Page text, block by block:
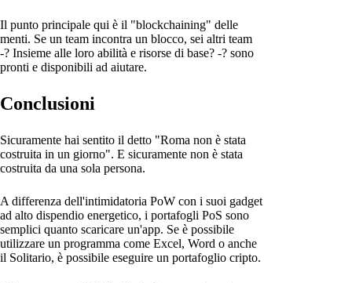
Il punto principale qui è il "blockchaining" delle
menti. Se un team incontra un blocco, sei altri team
-? Insieme alle loro abilità e risorse di base? -? sono
pronti e disponibili ad aiutare.
Conclusioni
Sicuramente hai sentito il detto "Roma non è stata
costruita in un giorno". E sicuramente non è stata
costruita da una sola persona.
A differenza dell'intimidatoria PoW con i suoi gadget
ad alto dispendio energetico, i portafogli PoS sono
semplici quanto scaricare un'app. Se è possibile
utilizzare un programma come Excel, Word o anche
il Solitario, è possibile eseguire un portafoglio cripto.